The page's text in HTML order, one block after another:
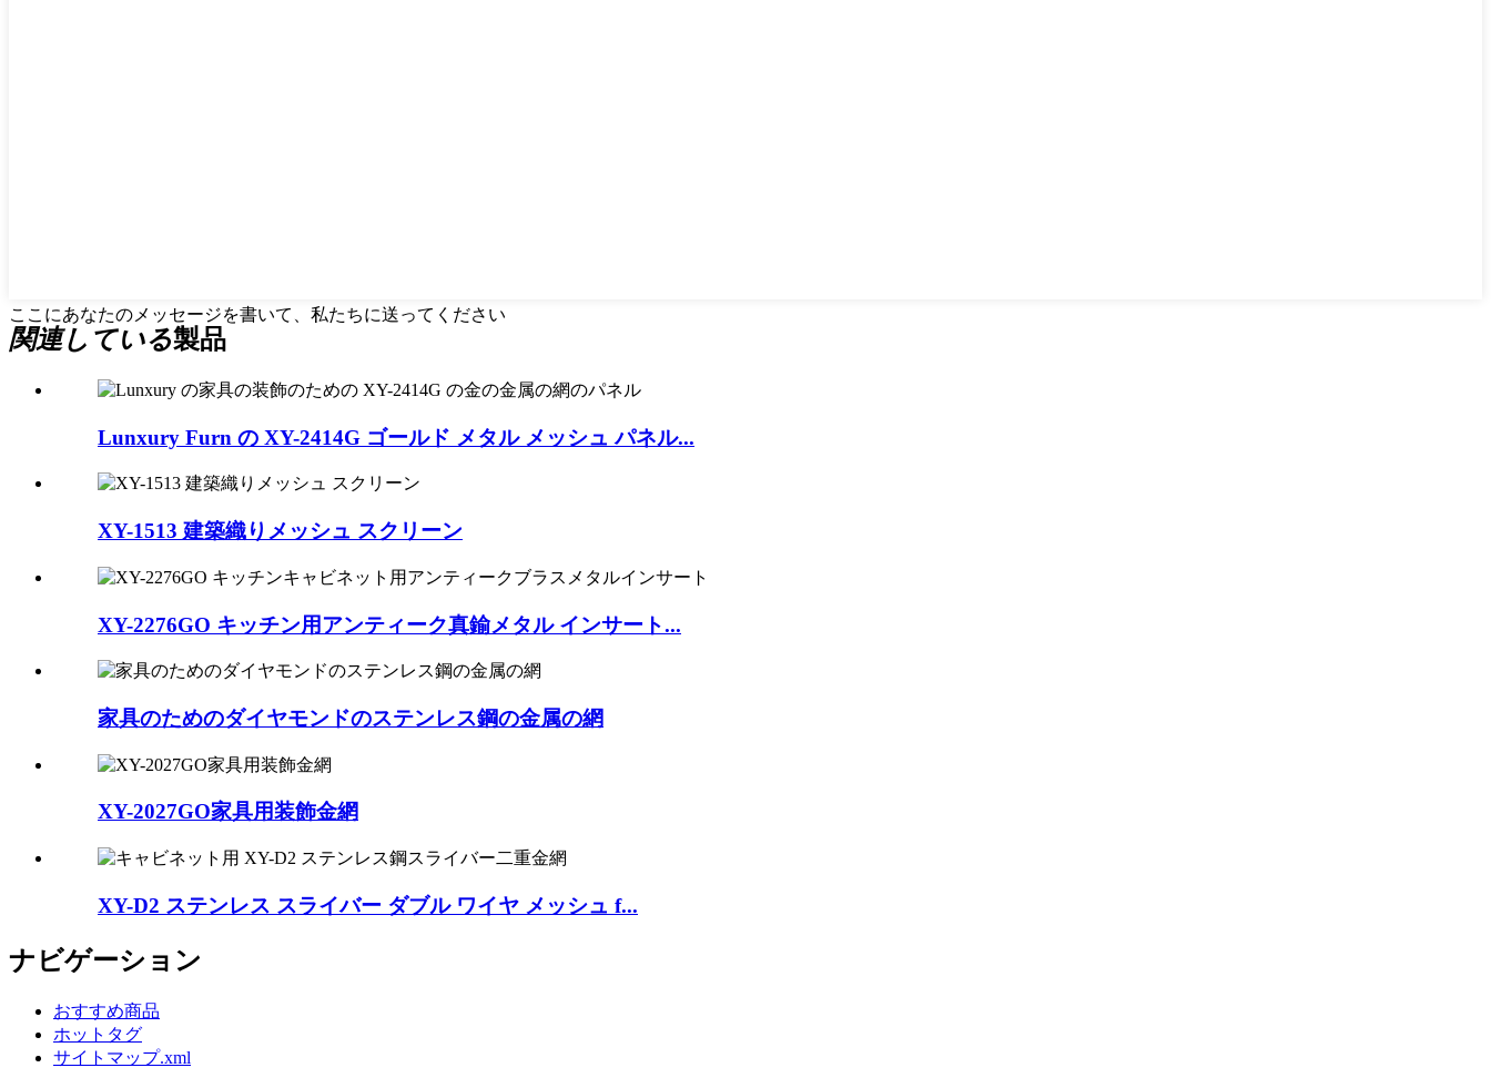
ここにあなたのメッセージを書いて、私たちに送ってください
関連している製品
Lunxury Furn の XY-2414G ゴールド メタル メッシュ パネル...
XY-1513 建築織りメッシュ スクリーン
XY-2276GO キッチン用アンティーク真鍮メタル インサート...
家具のためのダイヤモンドのステンレス鋼の金属の網
XY-2027GO家具用装飾金網
XY-D2 ステンレス スライバー ダブル ワイヤ メッシュ f...
ナビゲーション
おすすめ商品
ホットタグ
サイトマップ.xml